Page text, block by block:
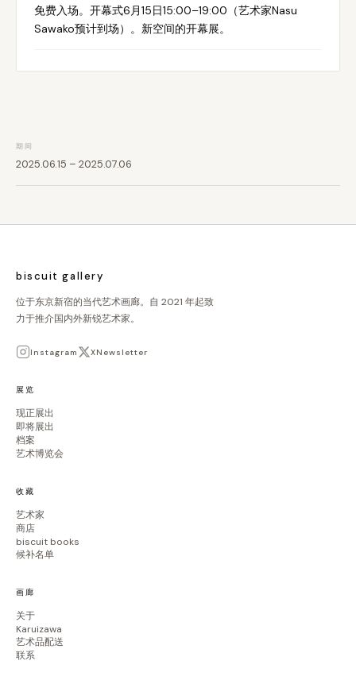
免费入场。开幕式6月15日15:00–19:00（艺术家Nasu
Sawako预计到场）。新空间的开幕展。
期间
2025.06.15 – 2025.07.06
biscuit gallery
位于东京新宿的当代艺术画廊。自 2021 年起致
力于推介国内外新锐艺术家。
Instagram XNewsletter
展览
现正展出
即将展出
档案
艺术博览会
收藏
艺术家
商店
biscuit books
候补名单
画廊
关于
Karuizawa
艺术品配送
联系